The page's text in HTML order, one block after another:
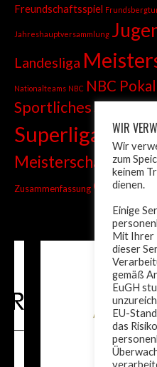
Freundschaftsspiel
Jahreshauptversammlung
Landesliga
Nationalteams NBC NBC Pokal
SportlichesSprint
Superliga Tandem
Meisterschaft Trainer
Zusammenfassung ÖM
WIR
Wir
zum
keinem
dienen.
Einige
Mit Ihrer
dieser
gemäß
EuGH
EU-
das